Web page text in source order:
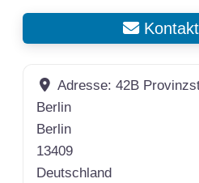
Adresse: 42B
Berlin
Berlin
13409
Deutschland